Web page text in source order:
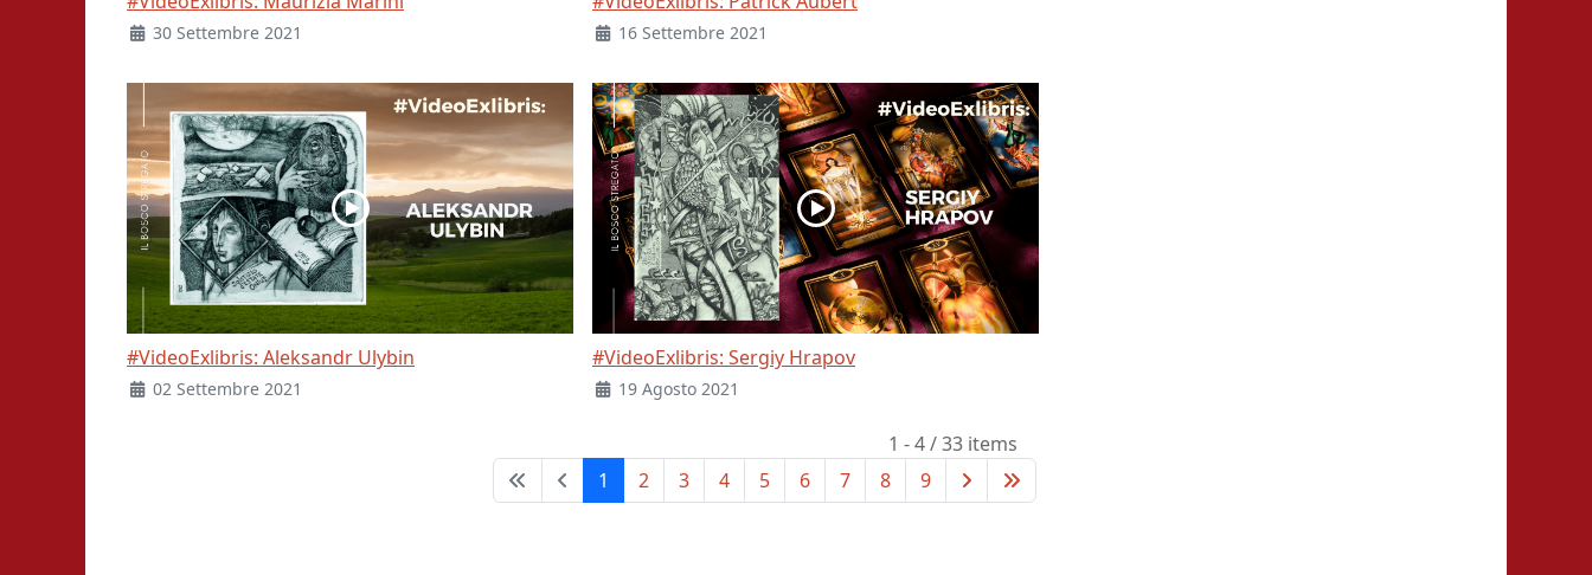
30 Settembre 2021 16 Settembre 2021
#VideoExlibris: Aleksandr Ulybin
02 Settembre 2021
#VideoExlibris: Sergiy Hrapov
19 Agosto 2021
1 - 4 / 33 items
1
2 3 4 5 6 7 8 9